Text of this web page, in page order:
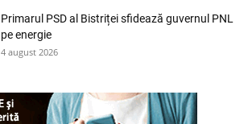
Primarul PSD al Bistriței sfidează guvernul PNL
pe energie
4 august 2026